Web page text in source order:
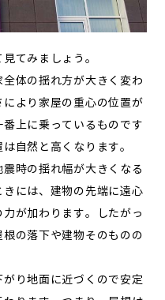
てみましょう。
体の揺れ方が大きく変わ
より家屋の重心の位置が
上に乗っているものです
自然と高くなります。
時の揺れ幅が大きくなる
には、建物の先端に遠心
が加わります。したがっ
の落下や建物そのものの
り地面に近づくので安定